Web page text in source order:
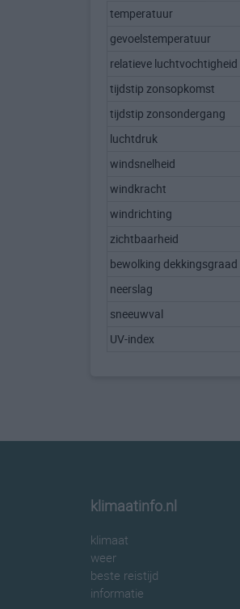
temperatuur
gevoelstemperatuur
relatieve luchtvochtigheid
tijdstip zonsopkomst
tijdstip zonsondergang
luchtdruk
windsnelheid
windkracht
windrichting
zichtbaarheid
bewolking dekkingsgraad
neerslag
sneeuwval
UV-index
klimaatinfo.nl
klimaat
weer
beste reistijd
informatie